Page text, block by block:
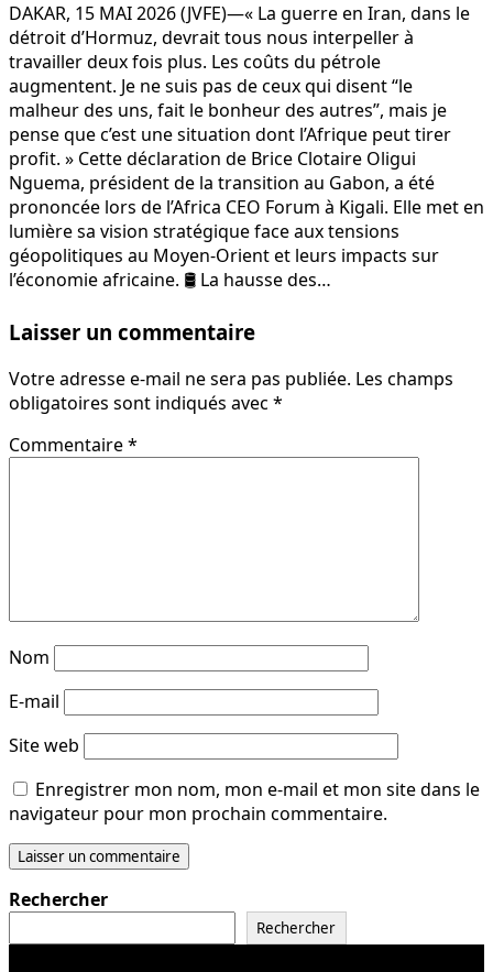
DAKAR, 15 MAI 2026 (JVFE)—« La guerre en Iran, dans le
détroit d’Hormuz, devrait tous nous interpeller à
travailler deux fois plus. Les coûts du pétrole
augmentent. Je ne suis pas de ceux qui disent “le
malheur des uns, fait le bonheur des autres”, mais je
pense que c’est une situation dont l’Afrique peut tirer
profit. » Cette déclaration de Brice Clotaire Oligui
Nguema, président de la transition au Gabon, a été
prononcée lors de l’Africa CEO Forum à Kigali. Elle met en
lumière sa vision stratégique face aux tensions
géopolitiques au Moyen-Orient et leurs impacts sur
l’économie africaine. 🛢️ La hausse des…
Laisser un commentaire
Votre adresse e-mail ne sera pas publiée. Les champs
obligatoires sont indiqués avec *
Commentaire*
Nom
E-mail
Site web
Enregistrer mon nom, mon e-mail et mon site dans le
navigateur pour mon prochain commentaire.
Rechercher
Rechercher